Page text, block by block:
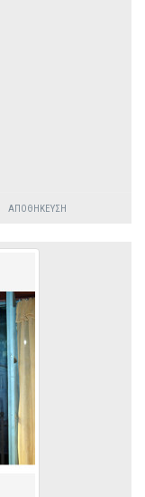
ΑΠΟΘΉΚΕΥΣΗ